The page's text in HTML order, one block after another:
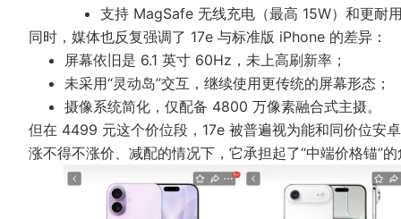
支持 MagSafe 无线充电（最高 15W）和更耐
同时，媒体也反复强调了 17e 与标准版 iPhone 的差异：
屏幕依旧是 6.1 英寸 60Hz，未上高刷新率；
未采用“灵动岛”交互，继续使用更传统的屏幕形态；
摄像系统简化，仅配备 4800 万像素融合式主摄。
但在 4499 元这个价位段，17e 被普遍视为能和同价位安
涨不得不涨价、减配的情况下，它承担起了“中端价格锚”